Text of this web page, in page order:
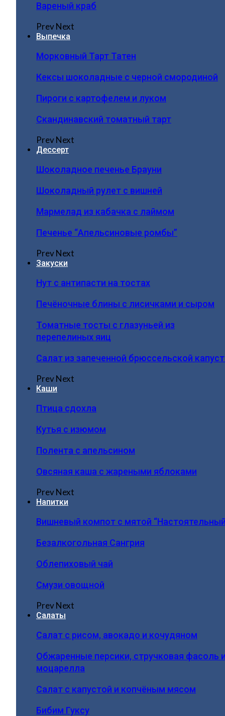
Вареный краб
PrevNext
Выпечка
Морковный Тарт Татен
Кексы шоколадные с черной смородиной
Пироги c картофелем и луком
Скандинавский томатный тарт
PrevNext
Дессерт
Шоколадное печенье Брауни
Шоколадный рулет с вишней
Мармелад из кабачка с лаймом
Печенье “Апельсиновые ромбы”
PrevNext
Закуски
Нут с антипасти на тостах
Печёночные блины с лисичками и сыром
Томатные тосты с глазуньей из
перепелиных яиц
Салат из запеченной брюссельской
PrevNext
Каши
Птица сдохла
Кутья с изюмом
Полента с апельсином
Овсяная каша с жареными яблоками
PrevNext
Напитки
Вишневый компот с мятой
Безалкогольная Сангрия
Облепиховый чай
Смузи овощной
PrevNext
Салаты
Салат с рисом, авокадо и кочудяном
Обжаренные персики, стручковая фасоль
моцарелла
Салат с капустой и копчёным мясом
Бибим Гуксу